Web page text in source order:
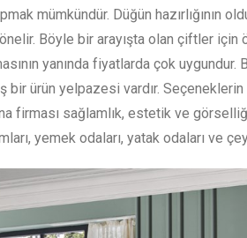
mümkündür. Düğün hazırlığının
Böyle bir arayışta olan çiftler için
yanında fiyatlarda çok uygundur.
ürün yelpazesi vardır. Seçeneklerin
firması sağlamlık, estetik ve
yemek odaları, yatak odaları ve